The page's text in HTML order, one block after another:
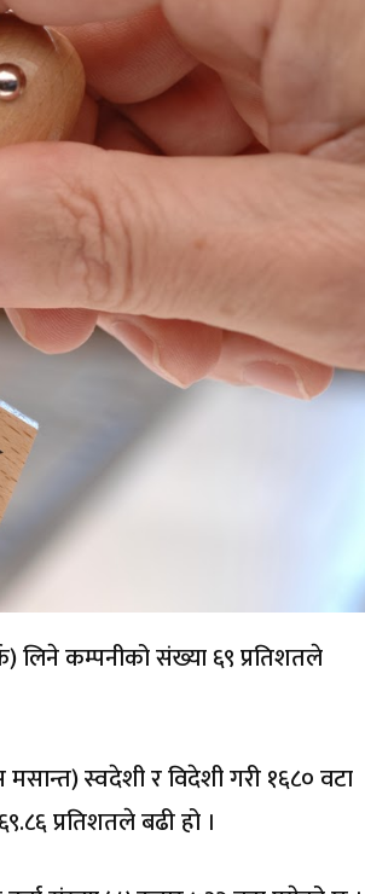
लिने कम्पनीको संख्या ६९ प्रतिशतले
स्वदेशी र विदेशी गरी १६८० वटा
प्रतिशतले बढी हो ।